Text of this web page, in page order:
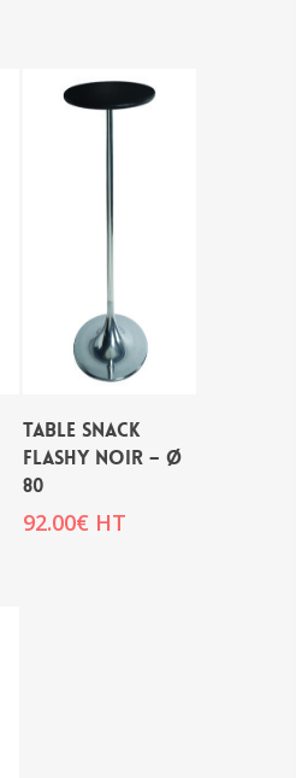
TABLE SNACK
FLASHY NOIR – Ø
80
92.00€ HT